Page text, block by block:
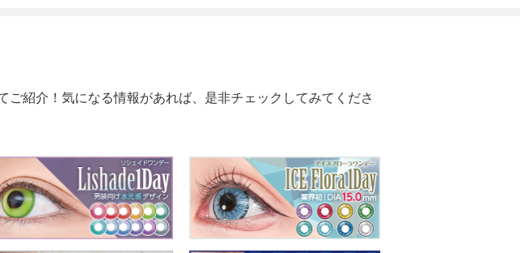
紹介！気になる情報があれば、是非チェックしてみてくださ